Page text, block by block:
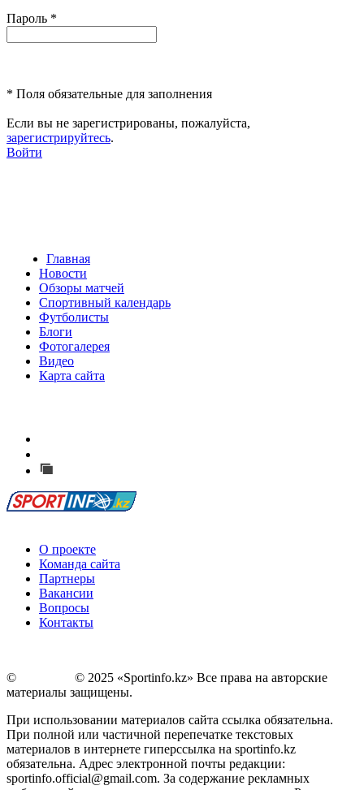
Пароль *
* Поля обязательные для заполнения
Если вы не зарегистрированы, пожалуйста,
зарегистрируйтесь.
Войти
Главная
Новости
Обзоры матчей
Спортивный календарь
Футболисты
Блоги
Фотогалерея
Видео
Карта сайта
О проекте
Команда сайта
Партнеры
Вакансии
Вопросы
Контакты
©
© 2025 «Sportinfo.kz» Все права на авторские
материалы защищены.
При использовании материалов сайта ссылка обязательна.
При полной или частичной перепечатке текстовых
материалов в интернете гиперссылка на sportinfo.kz
обязательна. Адрес электронной почты редакции:
sportinfo.official@gmail.com. За содержание рекламных